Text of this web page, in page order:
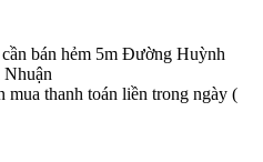
bán hẻm 5m Đường Huỳnh
Nhuận
thanh toán liền trong ngày (